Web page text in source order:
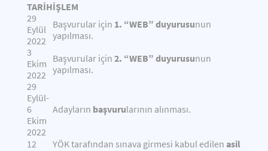
TARİHİŞLEM
29
Eylül
2022
Başvurular için 1. “WEB” duyurusunun
yapılması.
3
Ekim
2022
Başvurular için 2. “WEB” duyurusunun
yapılması.
29
Eylül-
6
Ekim
2022
Adayların başvurularının alınması.
12
YÖK tarafından sınava girmesi kabul edilen asil